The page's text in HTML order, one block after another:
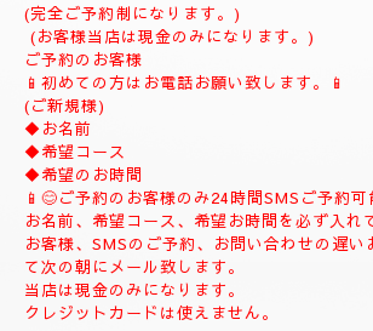
💎ナチュラルのホームページにようこそ
当店のHPをお選びいただき誠にありがとうご
📱090-1287-6359
(営業時間13:00～21:00)
(出張は最終受付22時迄になりますがそれ以降
(完全ご予約制)
📱受付時間10時〜になります。📱
当日のご予約もご予約制になりますので、お
い致します。
(お問い合わせは全てのお客様SMSのみ対応
SMSのご予約はお名前、入れてくださいね。
お電話のお客様はご予約のみ対応致します。
SMSでもご予約可能でございます。
📱ご新規様のご予約はお電話にてお願い致し